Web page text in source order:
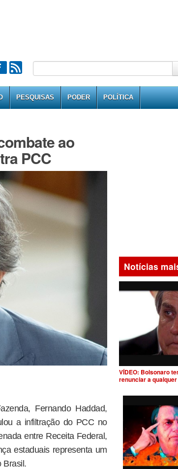
PESQUISAS PODER POLÍTICA
ao
PCC
Fernando Haddad,
a infiltração do PCC no
entre Receita Federal,
estaduais representa um
Brasil.
Notícias
VÍDEO: Bolsonaro
renunciar a